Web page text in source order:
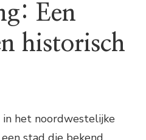
Een
historisch
het noordwestelijke